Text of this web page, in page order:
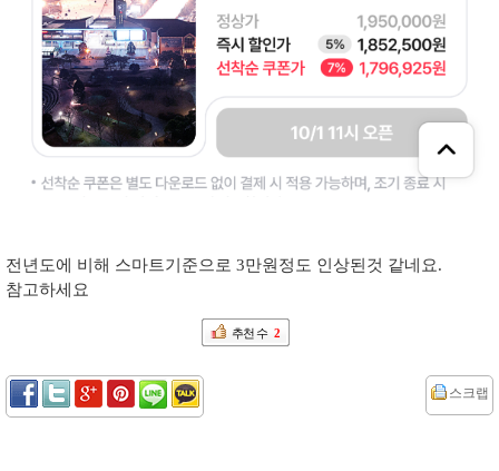
전년도에 비해 스마트기준으로 3만원정도 인상된것 같네요.
참고하세요
추천 수 2
스크랩